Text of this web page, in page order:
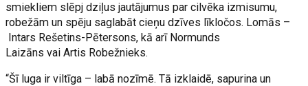
smiekliem slēpj dziļus jautājumus par cilvēka izmisumu,
robežām un spēju saglabāt cieņu dzīves līkločos. Lomās –
Intars Rešetins-Pētersons, kā arī Normunds
Laizāns vai Artis Robežnieks.
“Šī luga ir viltīga – labā nozīmē. Tā izklaidē, sapurina un